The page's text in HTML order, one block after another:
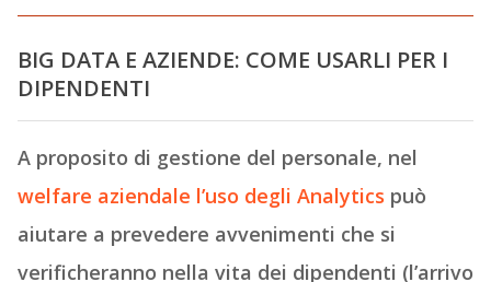
BIG DATA E AZIENDE: COME USARLI PER I
DIPENDENTI
A proposito di gestione del personale, nel
welfare aziendale l’uso degli Analytics può
aiutare a prevedere avvenimenti che si
verificheranno nella vita dei dipendenti (l’arrivo